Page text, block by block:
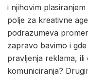
i njihovim
polje za kreativne
podrazumeva
zapravo bavimo i
pravljenja reklama,
komuniciranja?